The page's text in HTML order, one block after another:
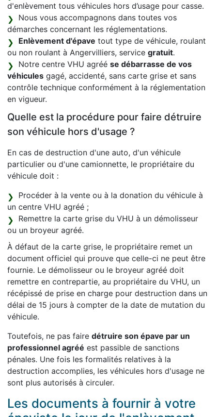
d'enlèvement tous véhicules hors d’usage pour casse.
Nous vous accompagnons dans toutes vos
démarches concernant les réglementations.
Enlèvement d'épave tout type de véhicule, roulant
ou non roulant à Angervilliers, service gratuit.
Notre centre VHU agréé se débarrasse de vos
véhicules gagé, accidenté, sans carte grise et sans
contrôle technique conformément à la réglementation
en vigueur.
Quelle est la procédure pour faire détruire
son véhicule hors d'usage ?
En cas de destruction d'une auto, d'un véhicule
particulier ou d'une camionnette, le propriétaire du
véhicule doit :
Procéder à la vente ou à la donation du véhicule à
un centre VHU agréé ;
Remettre la carte grise du VHU à un démolisseur
ou un broyeur agréé.
À défaut de la carte grise, le propriétaire remet un
document officiel qui prouve que celle-ci ne peut être
fournie. Le démolisseur ou le broyeur agréé doit
remettre en contrepartie, au propriétaire du VHU, un
récépissé de prise en charge pour destruction dans un
délai de 15 jours à compter de la date de mutation du
véhicule.
Toutefois, ne pas faire détruire son épave par un
professionnel agréé est passible de sanctions
pénales. Une fois les formalités relatives à la
destruction accomplies, les véhicules hors d'usage ne
sont plus autorisés à circuler.
Les documents à fournir à votre